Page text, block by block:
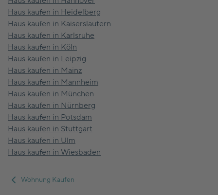
Haus kaufen in Heidelberg
Haus kaufen in Kaiserslautern
Haus kaufen in Karlsruhe
Haus kaufen in Köln
Haus kaufen in Leipzig
Haus kaufen in Mainz
Haus kaufen in Mannheim
Haus kaufen in München
Haus kaufen in Nürnberg
Haus kaufen in Potsdam
Haus kaufen in Stuttgart
Haus kaufen in Ulm
Haus kaufen in Wiesbaden
Wohnung Kaufen